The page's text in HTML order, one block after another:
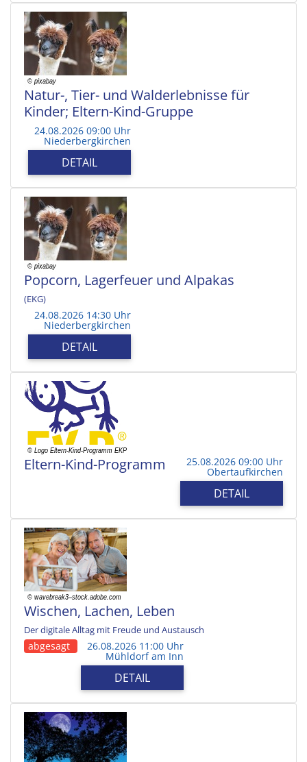
Natur-, Tier- und Walderlebnisse für
Kinder; Eltern-Kind-Gruppe
24.08.2026 09:00 Uhr
Niederbergkirchen
DETAIL
Popcorn, Lagerfeuer und Alpakas
(EKG)
24.08.2026 14:30 Uhr
Niederbergkirchen
DETAIL
Eltern-Kind-Programm 25.08.2026 09:00 Uhr
Obertaufkirchen
DETAIL
Wischen, Lachen, Leben
Der digitale Alltag mit Freude und Austausch
abgesagt 26.08.2026 11:00 Uhr
Mühldorf am Inn
DETAIL